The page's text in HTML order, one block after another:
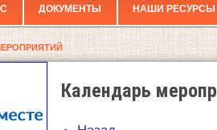
ДОКУМЕНТЫ НАШИ РЕСУРСЫ
Календарь